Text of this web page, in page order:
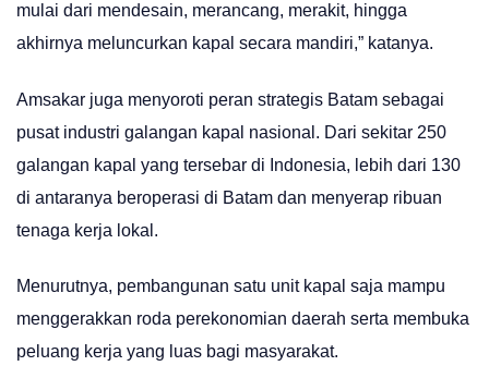
mulai dari mendesain, merancang, merakit, hingga
akhirnya meluncurkan kapal secara mandiri,” katanya.
Amsakar juga menyoroti peran strategis Batam sebagai
pusat industri galangan kapal nasional. Dari sekitar 250
galangan kapal yang tersebar di Indonesia, lebih dari 130
di antaranya beroperasi di Batam dan menyerap ribuan
tenaga kerja lokal.
Menurutnya, pembangunan satu unit kapal saja mampu
menggerakkan roda perekonomian daerah serta membuka
peluang kerja yang luas bagi masyarakat.